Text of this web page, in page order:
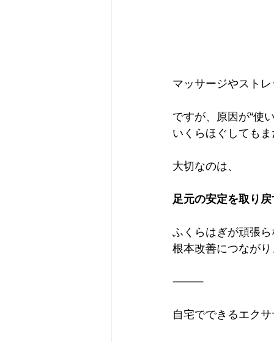
マッサージやスト
ですが、原因が“使
いくらほぐしても
大切なのは、
足元の安定を取り
ふくらはぎが頑張
根本改善につなが
⸻
自宅でできるエク